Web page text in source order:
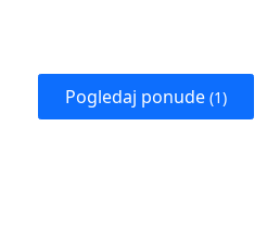
Pogledaj ponude (1)